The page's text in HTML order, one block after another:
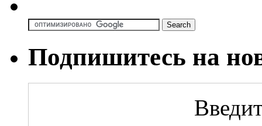
Подпишитесь на